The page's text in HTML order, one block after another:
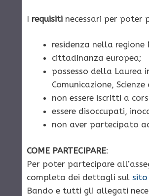
I requisiti necessari per poter
residenza nella regione
cittadinanza europea;
possesso della Laurea
Comunicazione,
non essere iscritti a
essere disoccupati,
non aver partecipato
COME PARTECIPARE:
Per poter partecipare
completa dei dettagli sul sito
Bando e tutti gli allegati